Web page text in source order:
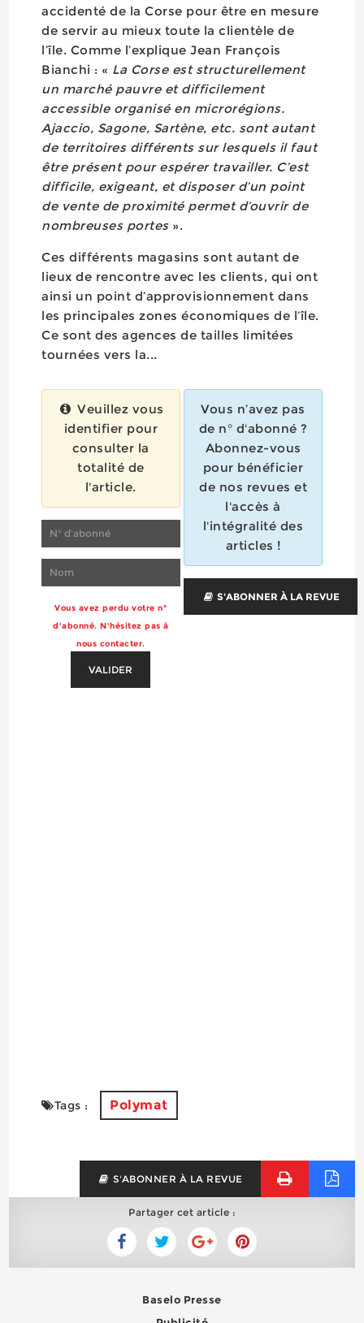
accidenté de la Corse pour être en mesure
de servir au mieux toute la clientèle de
l’île. Comme l’explique Jean François
Bianchi : « La Corse est structurellement
un marché pauvre et difficilement
accessible organisé en microrégions.
Ajaccio, Sagone, Sartène, etc. sont autant
de territoires différents sur lesquels il faut
être présent pour espérer travailler. C’est
difficile, exigeant, et disposer d’un point
de vente de proximité permet d’ouvrir de
nombreuses portes».
Ces différents magasins sont autant de
lieux de rencontre avec les clients, qui ont
ainsi un point d’approvisionnement dans
les principales zones économiques de l’île.
Ce sont des agences de tailles limitées
tournées vers la...
Veuillez vous
identifier pour
consulter la
totalité de
l'article.
Vous avez perdu votre n°
d'abonné. N'hésitez pas à
nous contacter.
VALIDER
Vous n’avez pas
de n° d'abonné ?
Abonnez-vous
pour bénéficier
de nos revues et
l'accès à
l'intégralité des
articles !
S'ABONNER À LA REVUE
Tags : Polymat
S'ABONNER À LA REVUE
Partager cet article :
Baselo Presse